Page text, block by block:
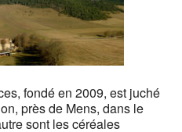
fondé en 2009, est juché
près de Mens, dans le
sont les céréales